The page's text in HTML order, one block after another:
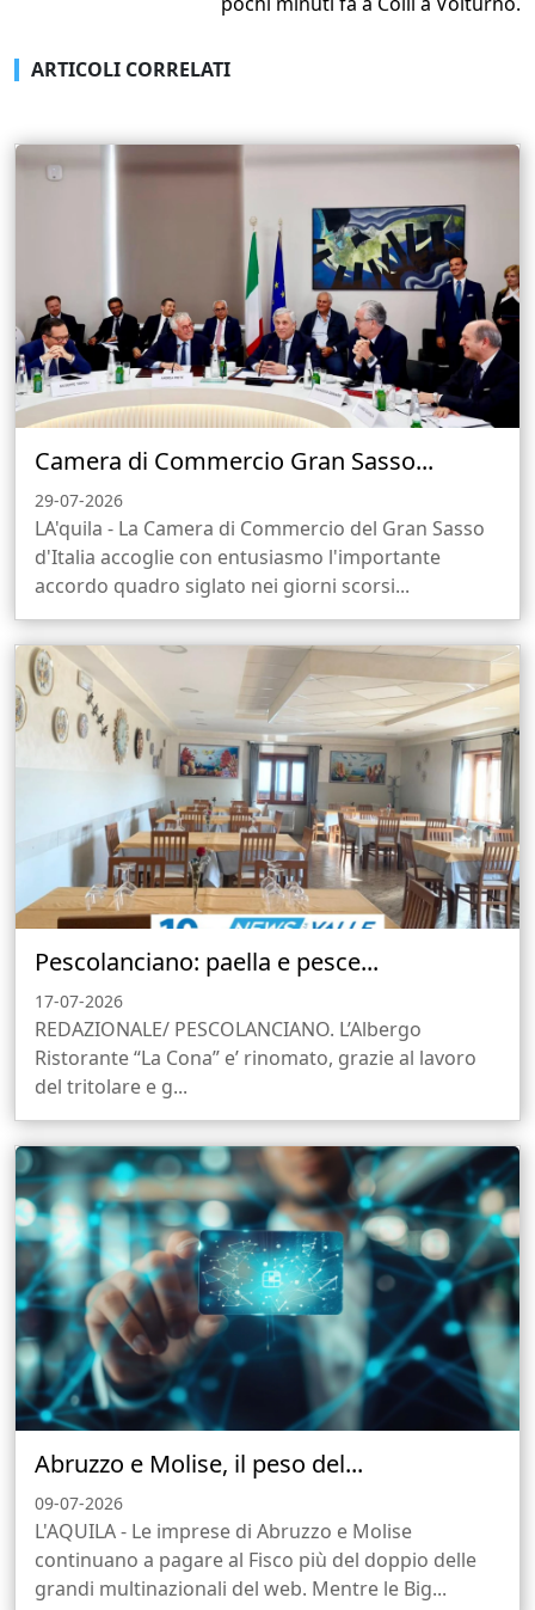
ARTICOLI CORRELATI
Camera di Commercio Gran Sasso...
29-07-2026
LA'quila - La Camera di Commercio del Gran Sasso
d'Italia accoglie con entusiasmo l'importante
accordo quadro siglato nei giorni scorsi...
Pescolanciano: paella e pesce...
17-07-2026
REDAZIONALE/ PESCOLANCIANO. L’Albergo
Ristorante “La Cona” e’ rinomato, grazie al lavoro
del tritolare e g...
Abruzzo e Molise, il peso del...
09-07-2026
L'AQUILA - Le imprese di Abruzzo e Molise
continuano a pagare al Fisco più del doppio delle
grandi multinazionali del web. Mentre le Big...